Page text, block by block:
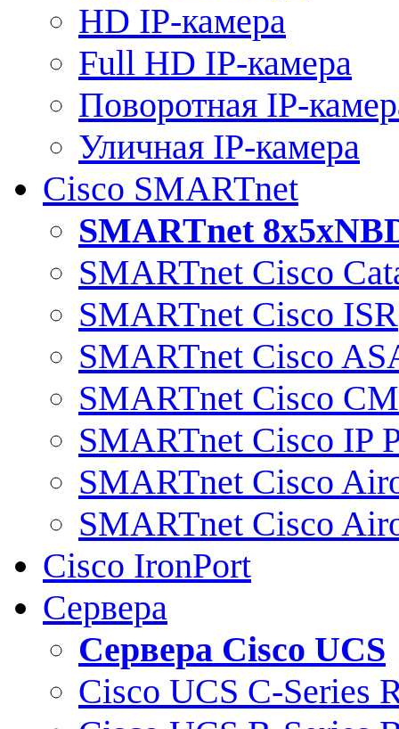
HD IP-камера
Full HD IP-камера
Поворотная IP-
Уличная IP-камера
Cisco SMARTnet
SMARTnet
SMARTnet Cisco
SMARTnet Cisco ISR
SMARTnet Cisco
SMARTnet Cisco
SMARTnet Cisco IP
SMARTnet Cisco
SMARTnet Cisco
Cisco IronPort
Сервера
Сервера Cisco UCS
Cisco UCS C-Series